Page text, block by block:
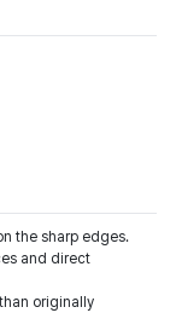
the sharp edges.
and direct
originally